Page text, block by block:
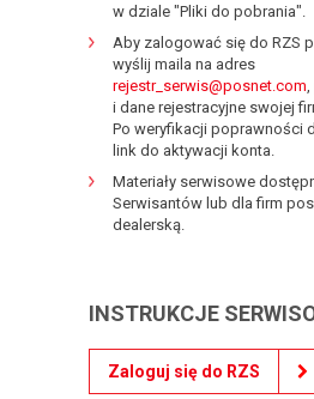
w dziale "Pliki do pobrania".
Aby zalogować się do RZS
wyślij maila na adres
rejestr_serwis@posnet.com
i dane rejestracyjne swojej
Po weryfikacji poprawności
link do aktywacji konta.
Materiały serwisowe
Serwisantów lub dla firm
dealerską.
INSTRUKCJE
Zaloguj się do RZS